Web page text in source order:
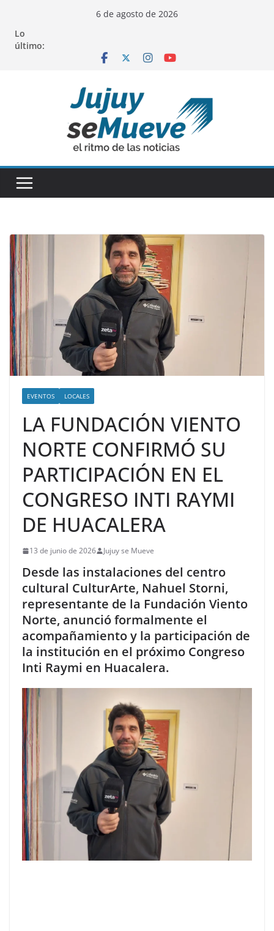
contenido
6 de agosto de 2026
Lo
último:
EVENTOS LOCALES
LA FUNDACIÓN VIENTO
NORTE CONFIRMÓ SU
PARTICIPACIÓN EN EL
CONGRESO INTI RAYMI
DE HUACALERA
13 de junio de 2026 Jujuy se Mueve
Desde las instalaciones del centro
cultural CulturArte, Nahuel Storni,
representante de la Fundación Viento
Norte, anunció formalmente el
acompañamiento y la participación de
la institución en el próximo Congreso
Inti Raymi en Huacalera.